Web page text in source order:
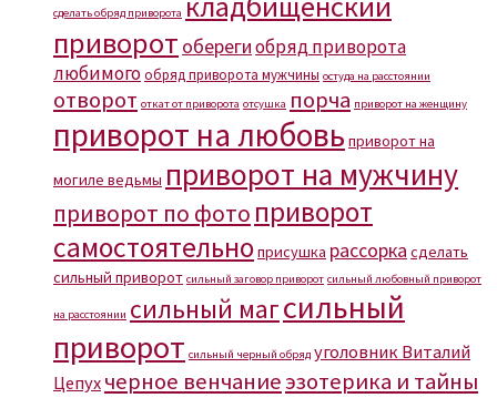
сделать обряд приворота
приворот оберегиобряд приворота
любимогообряд приворота мужчины остуда на расстоянии
отворот откат от приворота отсушка порча приворот на женщину
приворот на любовь приворот на
могиле ведьмы приворот на мужчину
приворот по фото приворот
самостоятельноприсушка рассорка сделать
сильный приворот сильный заговор приворот сильный любовный приворот
на расстоянии сильный магсильный
приворот сильный черный обряд уголовник Виталий
Цепух черное венчаниеэзотерика и тайны